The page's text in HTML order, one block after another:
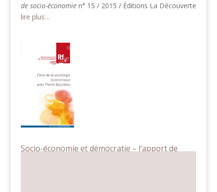
de socio-économien° 15 / 2015 / Éditions La Découverte
lire plus…
Socio-économie et démocratie – l’apport de